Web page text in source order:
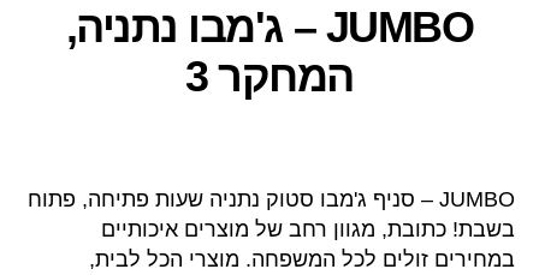
JUMBO – ג'מבו נתניה,
המחקר 3
JUMBO – סניף ג'מבו סטוק נתניה שעות פתיחה, פתוח
בשבת! כתובת, מגוון רחב של מוצרים איכותיים
במחירים זולים לכל המשפחה. מוצרי הכל לבית,